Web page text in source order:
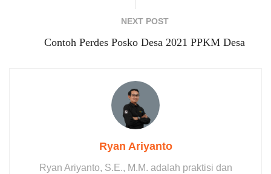
NEXT POST
Contoh Perdes Posko Desa 2021 PPKM Desa
Ryan Ariyanto
Ryan Ariyanto, S.E., M.M. adalah praktisi dan